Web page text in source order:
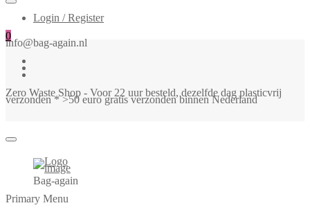
Login / Register
0
info@bag-again.nl
Zero Waste Shop - Voor 22 uur besteld, dezelfde dag plasticvrij
verzonden * >50 euro gratis verzonden binnen Nederland
Bag-again
Primary Menu